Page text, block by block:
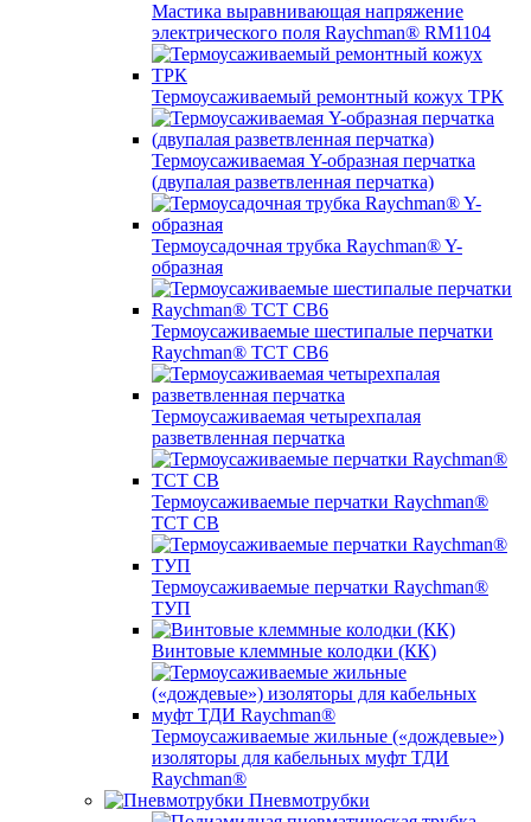
Мастика выравнивающая напряжение
электрического поля Raychman® RM1104
Термоусаживаемый ремонтный кожух ТРК
Термоусаживаемая Y-образная перчатка
(двупалая разветвленная перчатка)
Термоусадочная трубка Raychman® Y-
образная
Термоусаживаемые шестипалые перчатки
Raychman® ТСТ СВ6
Термоусаживаемая четырехпалая
разветвленная перчатка
Термоусаживаемые перчатки Raychman®
TCT CB
Термоусаживаемые перчатки Raychman®
ТУП
Винтовые клеммные колодки (КК)
Термоусаживаемые жильные («дождевые»)
изоляторы для кабельных муфт ТДИ
Raychman®
Пневмотрубки